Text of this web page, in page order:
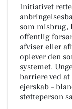
Initiativet
som misbrug,
offentlig
afviser eller
oplever den
systemet.
barriere ved
ejerskab –
støtteperson